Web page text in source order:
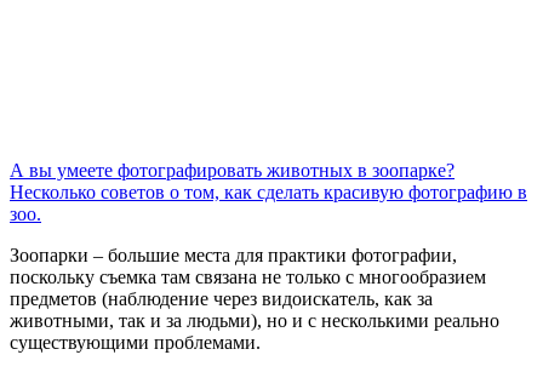
А вы умеете фотографировать животных в зоопарке?
Несколько советов о том, как сделать красивую фотографию в
зоо.
Зоопарки – большие места для практики фотографии,
поскольку съемка там связана не только с многообразием
предметов (наблюдение через видоискатель, как за
животными, так и за людьми), но и с несколькими реально
существующими проблемами.